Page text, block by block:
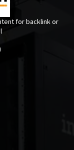
for backlink or